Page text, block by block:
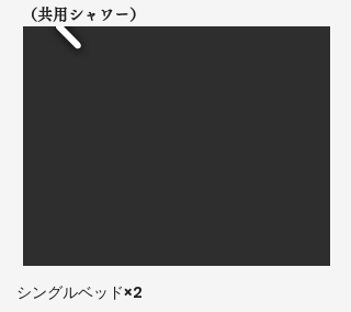
（共用シャワー）
​シングルベッド×2